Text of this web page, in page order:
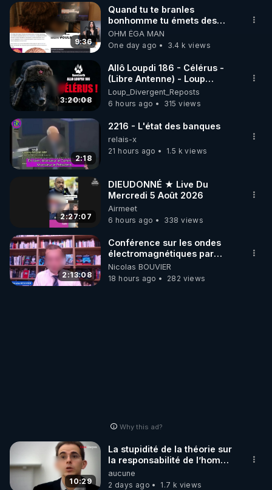
▶ 30 jours gratuit sur l’application de méditation et
de bien-être ENVOL :
Rendez-vous sur https://www.envol.app/code
le code : REGENERE
9:36
Quand tu te branles
bonhomme tu émets des
ondes ils ont juste omis de
t'expliquer
OHM ÉGA MAN
One day ago
3.4 k views
3:20:08
Allô Loupdi 186 - Célérus -
(Libre Antenne) - Loup
Divergent 2026.08.06
Loup_Divergent_Reposts
6 hours ago
315 views
2:18
2216 - L'état des banques
relais-x
21 hours ago
1.5 k views
2:27:07
DIEUDONNÉ ★ Live Du
Mercredi 5 Août 2026
Airmeet
6 hours ago
338 views
2:13:08
Conférence sur les ondes
électromagnétiques par
Grégoire Caustru et Bart de
Wever !
Nicolas BOUVIER
18 hours ago
282 views
Why this ad?
10:29
La stupidité de la théorie sur
la responsabilité de l’homme
concernant le dioxyde de
carbone.
aucune
2 days ago
1.7 k views